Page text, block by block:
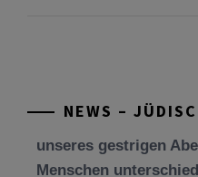
NEWS –
Menschen
[weiterlesen]